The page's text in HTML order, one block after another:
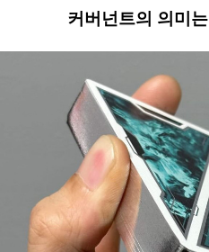
커버넌트의 의미는